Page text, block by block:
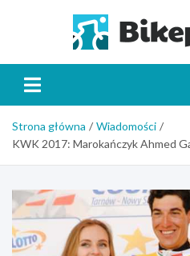
Strona główna
Wiadomości
KWK 2017: Marokańczyk Ahmed